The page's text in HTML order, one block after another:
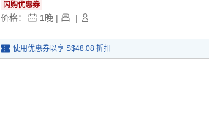
闪购优惠券
价格： 1晚 | |
使用优惠券以享 S$48.08 折扣